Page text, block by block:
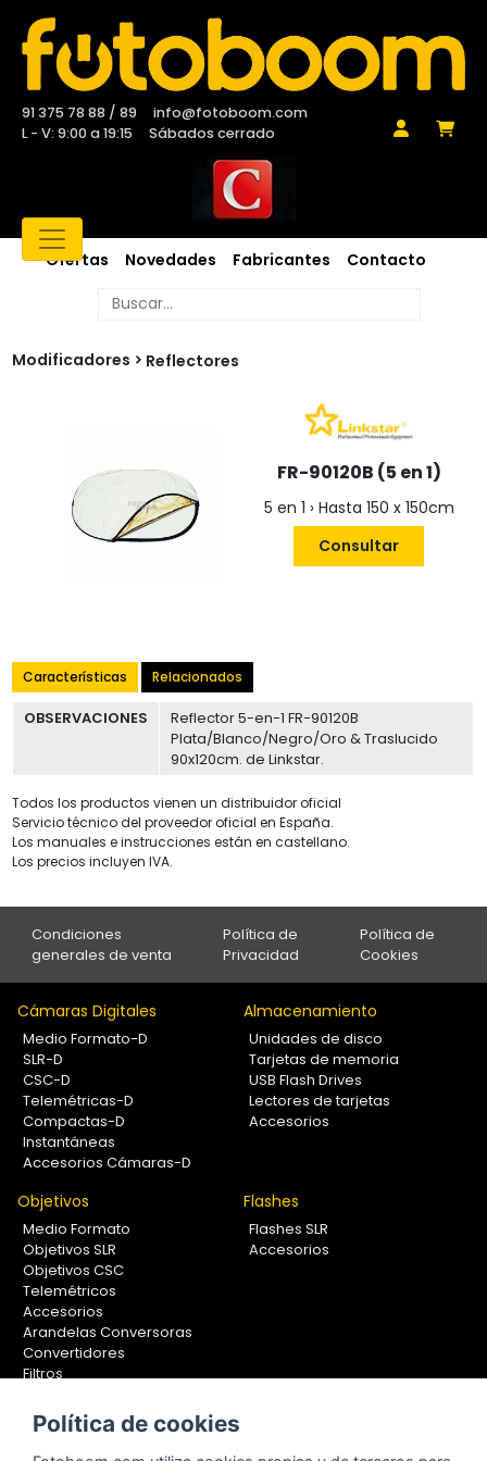
91 375 78 88 / 89
info@fotoboom.com
L - V: 9:00 a 19:15
Sábados cerrado
Ofertas Novedades Fabricantes Contacto
Modificadores Reflectores
FR-90120B (5 en 1)
5 en 1 › Hasta 150 x 150cm
Consultar
Características Relacionados
OBSERVACIONES
Reflector 5-en-1 FR-90120B
Plata/Blanco/Negro/Oro & Traslucido
90x120cm. de Linkstar.
Todos los productos vienen un distribuidor oficial
Servicio técnico del proveedor oficial en España.
Los manuales e instrucciones están en castellano.
Los precios incluyen IVA.
Condiciones
generales de venta
Política de
Privacidad
Política de
Cookies
Cámaras Digitales
Medio Formato-D
SLR-D
CSC-D
Telemétricas-D
Compactas-D
Instantáneas
Accesorios Cámaras-D
Almacenamiento
Unidades de disco
Tarjetas de memoria
USB Flash Drives
Lectores de tarjetas
Accesorios
Objetivos
Medio Formato
Objetivos SLR
Objetivos CSC
Telemétricos
Accesorios
Arandelas Conversoras
Convertidores
Filtros
Calibradores
Flashes
Flashes SLR
Accesorios
Soportes Fotografía
Política de cookies